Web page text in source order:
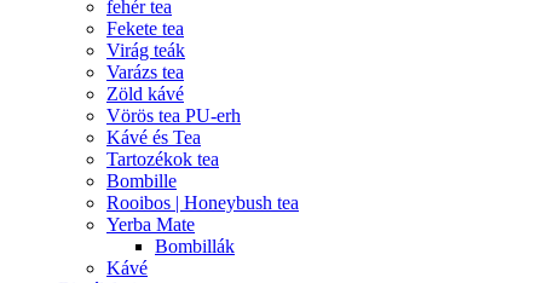
fehér tea
Fekete tea
Virág teák
Varázs tea
Zöld kávé
Vörös tea PU-erh
Kávé és Tea
Tartozékok tea
Bombille
Rooibos | Honeybush tea
Yerba Mate
Bombillák
Kávé